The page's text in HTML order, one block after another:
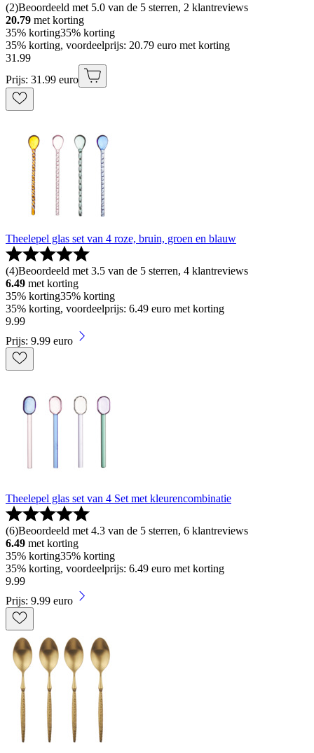
(2)Beoordeeld met 5.0 van de 5 sterren, 2 klantreviews
20.79 met korting
35% korting35% korting
35% korting, voordeelprijs: 20.79 euro met korting
31 .99
Prijs: 31.99 euro
Theelepel glas set van 4 roze, bruin, groen en blauw
(4)Beoordeeld met 3.5 van de 5 sterren, 4 klantreviews
6.49 met korting
35% korting35% korting
35% korting, voordeelprijs: 6.49 euro met korting
9.99
Prijs: 9.99 euro
Theelepel glas set van 4 Set met kleurencombinatie
(6)Beoordeeld met 4.3 van de 5 sterren, 6 klantreviews
6.49 met korting
35% korting35% korting
35% korting, voordeelprijs: 6.49 euro met korting
9.99
Prijs: 9.99 euro